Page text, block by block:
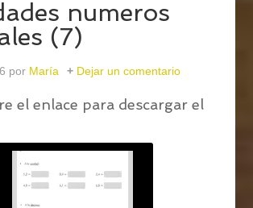
numeros
(7)
por María Dejar un comentario
el enlace para descargar el